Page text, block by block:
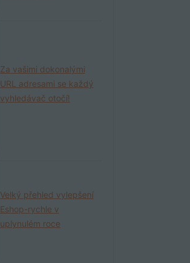
Za vašimi dokonalými
URL adresami se každý
vyhledávač otočí!
Velký přehled vylepšení
Eshop-rychle v
uplynulém roce